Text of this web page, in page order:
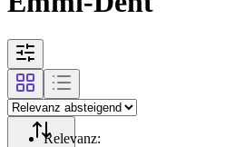
Relevanz: